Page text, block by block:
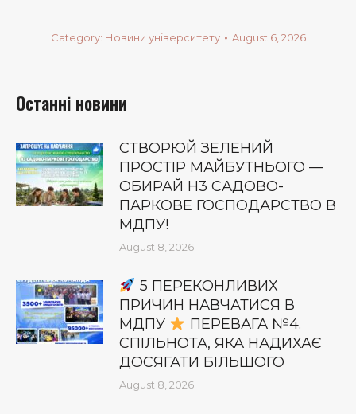
Category: Новини університету August 6, 2026
Останні новини
СТВОРЮЙ ЗЕЛЕНИЙ
ПРОСТІР МАЙБУТНЬОГО —
ОБИРАЙ Н3 САДОВО-
ПАРКОВЕ ГОСПОДАРСТВО В
МДПУ!
August 8, 2026
5 ПЕРЕКОНЛИВИХ
ПРИЧИН НАВЧАТИСЯ В
МДПУ
ПЕРЕВАГА №4.
СПІЛЬНОТА, ЯКА НАДИХАЄ
ДОСЯГАТИ БІЛЬШОГО
August 8, 2026